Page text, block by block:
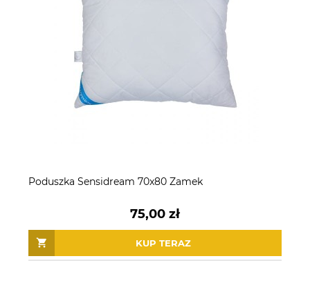
Poduszka Sensidream 70x80 Zamek
75,00 zł
KUP TERAZ